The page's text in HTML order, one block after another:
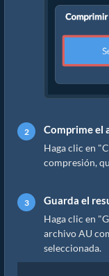
Comprime el
Haga clic en
compresión,
Guarda el
Haga clic en
archivo AU
seleccionada.